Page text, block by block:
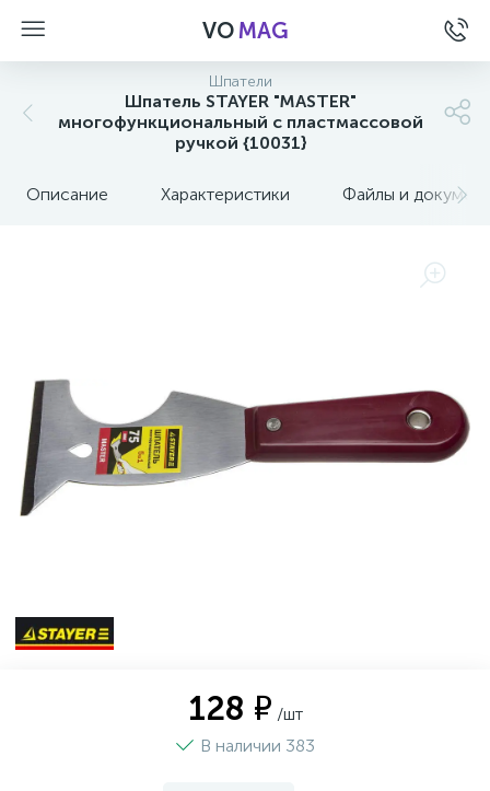
VOMAG
Шпатели
Шпатель STAYER "MASTER"
многофункциональный c пластмассовой
ручкой {10031}
Описание Характеристики Файлы и
128 ₽ /шт
В наличии 383